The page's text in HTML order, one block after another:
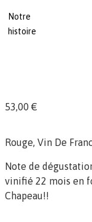
Notre
histoire
53,00 €
Rouge, Vin De
Note de
vinifié 22 mois en
Chapeau!!